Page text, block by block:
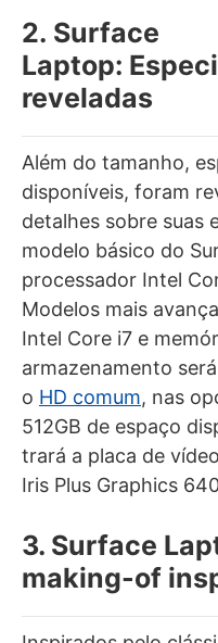
2. Surface
Laptop:
reveladas
Além do tamanho,
disponíveis, foram
detalhes sobre suas
modelo básico do
processador Intel
Modelos mais
Intel Core i7 e
armazenamento
o HD comum, nas
512GB de espaço
trará a placa de
Iris Plus Graphics
3. Surface
making-of